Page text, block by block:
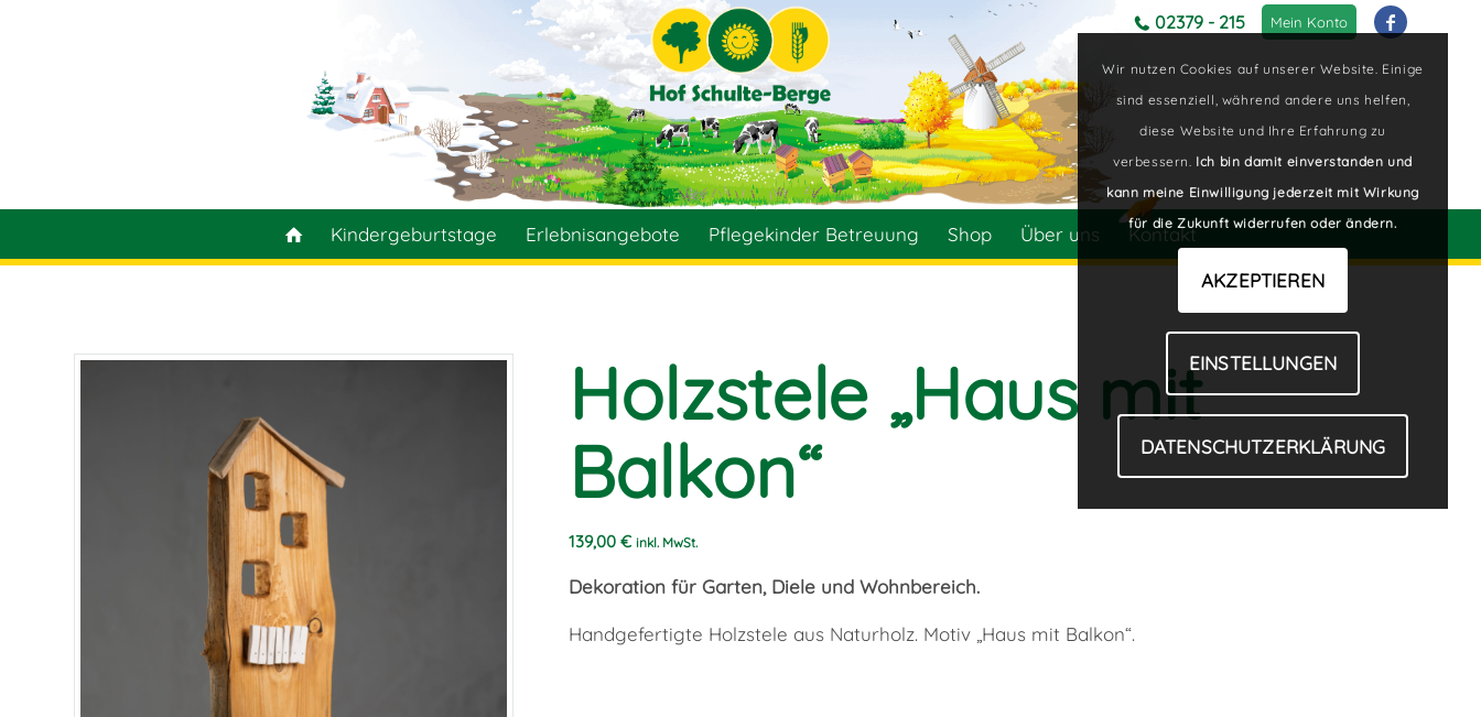
Mein Konto
02379 - 215
Kindergeburtstage Erlebnisangebote Pflegekinder Betreuung Shop Über uns Kontakt
Holzstele „Haus mit
Balkon“
139,00€ inkl. MwSt.
Dekoration für Garten, Diele und Wohnbereich.
Handgefertigte Holzstele aus Naturholz. Motiv „Haus mit Balkon“.
Wir nutzen Cookies auf unserer Website. Einige
sind essenziell, während andere uns helfen,
diese Website und Ihre Erfahrung zu
verbessern. Ich bin damit einverstanden und
kann meine Einwilligung jederzeit mit Wirkung
für die Zukunft widerrufen oder ändern.
AKZEPTIEREN
EINSTELLUNGEN
DATENSCHUTZERKLÄRUNG